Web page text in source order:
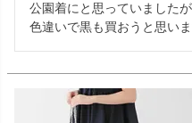
公園着にと思っていました
色違いで黒も買おうと思いま